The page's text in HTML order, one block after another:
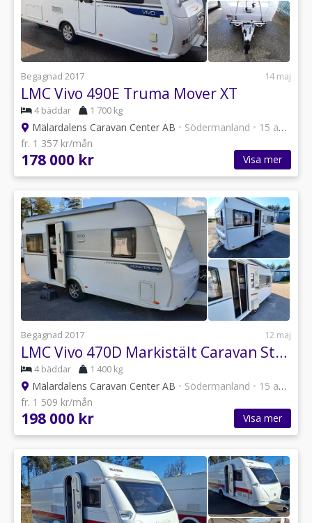
Begagnad 2017 14 maj
LMC Vivo 490E Truma Mover XT
4 bäddar 1 700 kg
Mälardalens Caravan Center AB • Södermanland • 15 annonser
fr. 1 357 kr/mån
178 000 kr Visa mer
Begagnad 2017 12 maj
LMC Vivo 470D Markistält Caravan Store 410 ZIP
4 bäddar 1 400 kg
Mälardalens Caravan Center AB • Södermanland • 15 annonser
fr. 1 509 kr/mån
198 000 kr Visa mer